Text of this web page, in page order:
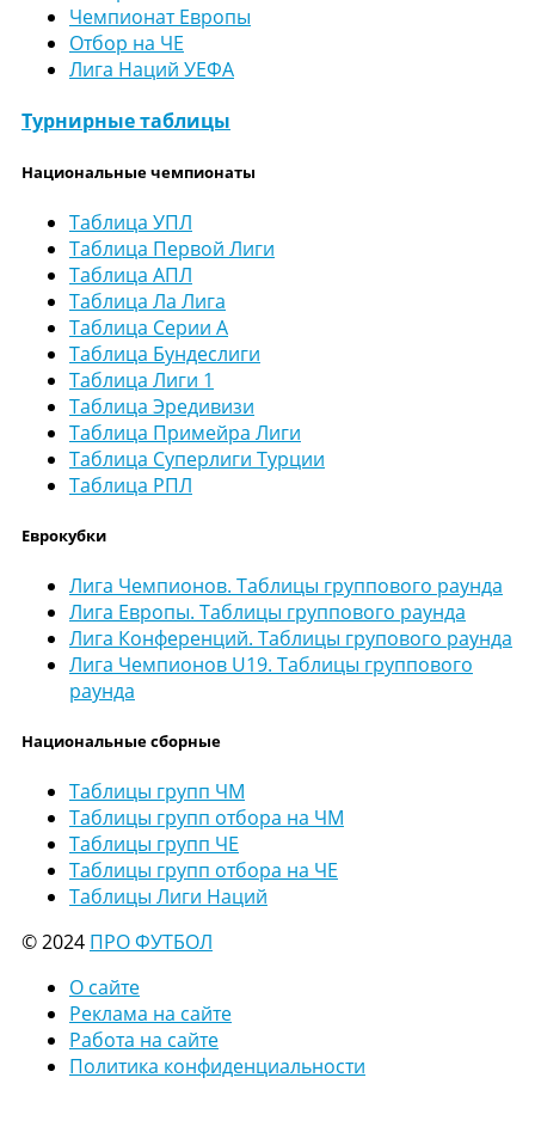
Чемпионат Европы
Отбор на ЧЕ
Лига Наций УЕФА
Турнирные таблицы
Национальные чемпионаты
Таблица УПЛ
Таблица Первой Лиги
Таблица АПЛ
Таблица Ла Лига
Таблица Серии А
Таблица Бундеслиги
Таблица Лиги 1
Таблица Эредивизи
Таблица Примейра Лиги
Таблица Суперлиги Турции
Таблица РПЛ
Еврокубки
Лига Чемпионов. Таблицы группового раунда
Лига Европы. Таблицы группового раунда
Лига Конференций. Таблицы групового раунда
Лига Чемпионов U19. Таблицы группового
раунда
Национальные сборные
Таблицы групп ЧМ
Таблицы групп отбора на ЧМ
Таблицы групп ЧЕ
Таблицы групп отбора на ЧЕ
Таблицы Лиги Наций
© 2024 ПРО ФУТБОЛ
О сайте
Реклама на сайте
Работа на сайте
Политика конфиденциальности